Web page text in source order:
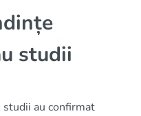
studii
au confirmat